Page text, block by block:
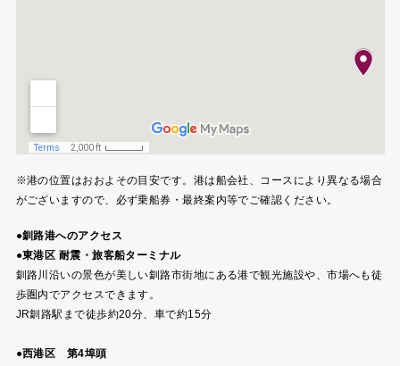
※港の位置はおおよその目安です。港は船会社、コースにより異なる場合
がございますので、必ず乗船券・最終案内等でご確認ください。
●釧路港へのアクセス
●東港区 耐震・旅客船ターミナル
釧路川沿いの景色が美しい釧路市街地にある港で観光施設や、市場へも徒
歩圏内でアクセスできます。
JR釧路駅まで徒歩約20分、車で約15分
●西港区 第4埠頭